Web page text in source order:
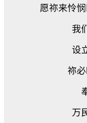
愿祢来怜
我
设
祢
万